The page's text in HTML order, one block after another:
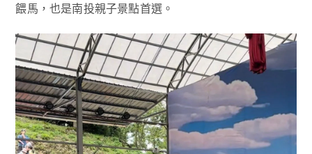
餵馬，也是南投親子景點首選。